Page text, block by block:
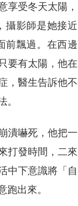
享受冬天太陽，
攝影師是她接近
前飄過。在西邊
要有太陽，他在
，醫生告訴他不
潰嚇死，他把一
打發時間，二來
中下意識將「自
出來。